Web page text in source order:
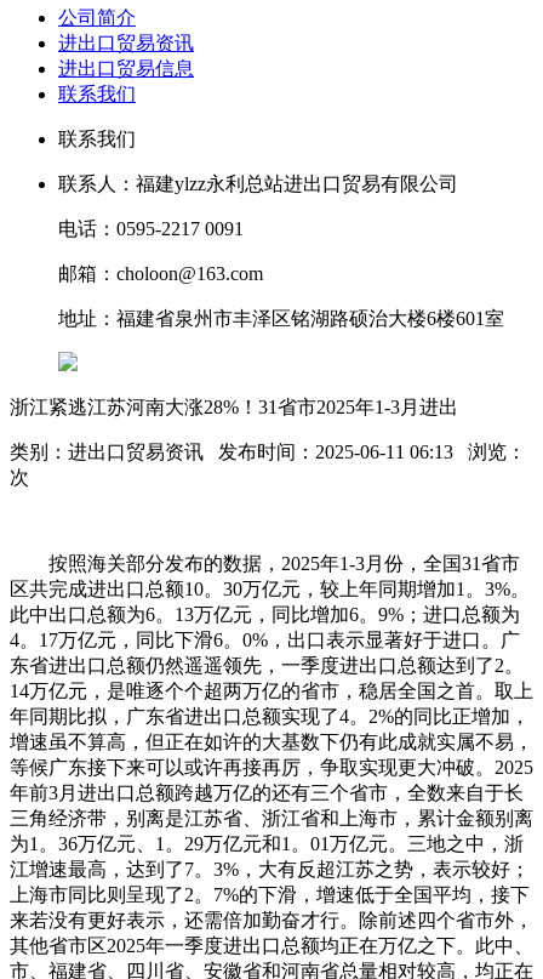
公司简介
进出口贸易资讯
进出口贸易信息
联系我们
联系我们
联系人：福建ylzz永利总站进出口贸易有限公司
电话：0595-2217 0091
邮箱：choloon@163.com
地址：福建省泉州市丰泽区铭湖路硕治大楼6楼601室
浙江紧逃江苏河南大涨28%！31省市2025年1-3月进出
类别：进出口贸易资讯 发布时间：2025-06-11 06:13 浏览：
次
按照海关部分发布的数据，2025年1-3月份，全国31省市
区共完成进出口总额10。30万亿元，较上年同期增加1。3%。
此中出口总额为6。13万亿元，同比增加6。9%；进口总额为
4。17万亿元，同比下滑6。0%，出口表示显著好于进口。广
东省进出口总额仍然遥遥领先，一季度进出口总额达到了2。
14万亿元，是唯逐个个超两万亿的省市，稳居全国之首。取上
年同期比拟，广东省进出口总额实现了4。2%的同比正增加，
增速虽不算高，但正在如许的大基数下仍有此成就实属不易，
等候广东接下来可以或许再接再厉，争取实现更大冲破。2025
年前3月进出口总额跨越万亿的还有三个省市，全数来自于长
三角经济带，别离是江苏省、浙江省和上海市，累计金额别离
为1。36万亿元、1。29万亿元和1。01万亿元。三地之中，浙
江增速最高，达到了7。3%，大有反超江苏之势，表示较好；
上海市同比则呈现了2。7%的下滑，增速低于全国平均，接下
来若没有更好表示，还需倍加勤奋才行。除前述四个省市外，
其他省市区2025年一季度进出口总额均正在万亿之下。此中、
市、福建省、四川省、安徽省和河南省总量相对较高，均正在